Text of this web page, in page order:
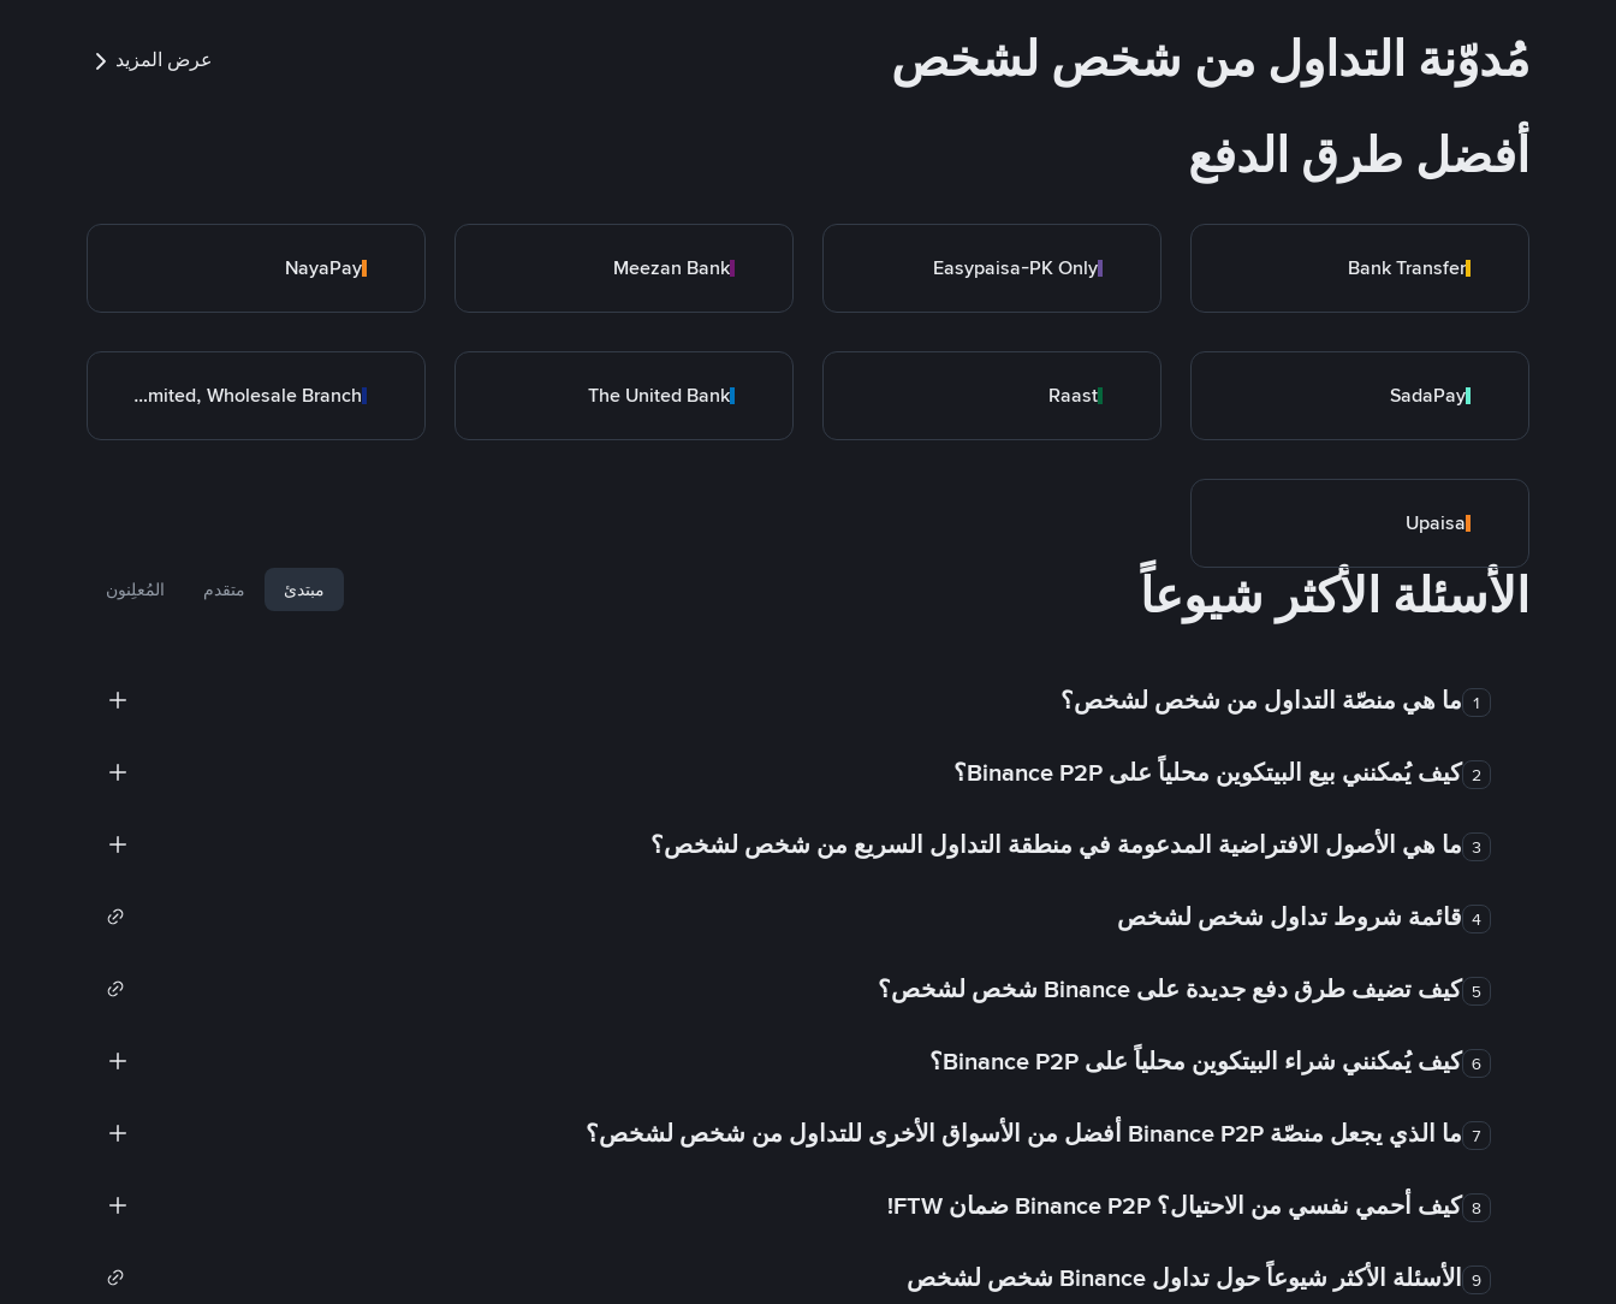
مُدوّنة التداول من شخص لشخص عرض المزيد
أفضل طرق الدفع
Bank Transfer
Easypaisa-PK Only
Meezan Bank
NayaPay
SadaPay
Raast
The United Bank
Allied Bank Limited, Wholesale Branch
Upaisa
الأسئلة الأكثر شيوعاً مبتدئ متقدم المُعلِنون
1 ما هي منصّة التداول من شخص لشخص؟
2 كيف يُمكنني بيع البيتكوين محلياً على Binance P2P؟
3 ما هي الأصول الافتراضية المدعومة في منطقة التداول السريع من شخص لشخص؟
4 قائمة شروط تداول شخص لشخص
5 كيف تضيف طرق دفع جديدة على Binance شخص لشخص؟
6 كيف يُمكنني شراء البيتكوين محلياً على Binance P2P؟
7 ما الذي يجعل منصّة Binance P2P أفضل من الأسواق الأخرى للتداول من شخص لشخص؟
8 كيف أحمي نفسي من الاحتيال؟ Binance P2P ضمان FTW!
9 الأسئلة الأكثر شيوعاً حول تداول Binance شخص لشخص